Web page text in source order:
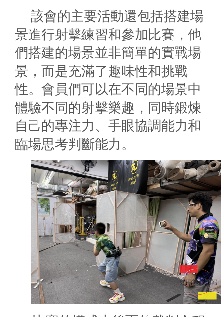
該會的主要活動還包括搭建場
景進行射擊練習和參加比賽，他
們搭建的場景並非簡單的實戰場
景，而是充滿了趣味性和挑戰
性。會員們可以在不同的場景中
體驗不同的射擊樂趣，同時鍛煉
自己的專注力、手眼協調能力和
臨場思考判斷能力。